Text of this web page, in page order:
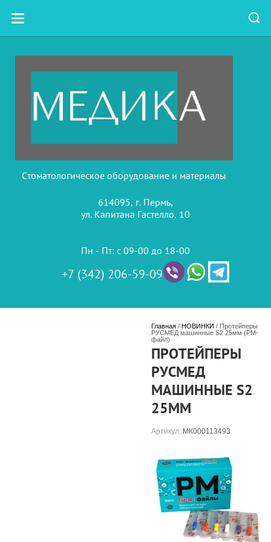
Стоматологическое оборудование и материалы
614095, г. Пермь,
ул. Капитана Гастелло, 10
Пн - Пт: с 09-00 до 18-00
+7 (342) 206-59-09
Главная / НОВИНКИ / Протейперы
РУСМЕД машинные S2 25мм (РМ-
файл)
ПРОТЕЙПЕРЫ
РУСМЕД
МАШИННЫЕ S2
25ММ
Артикул: МК000113493